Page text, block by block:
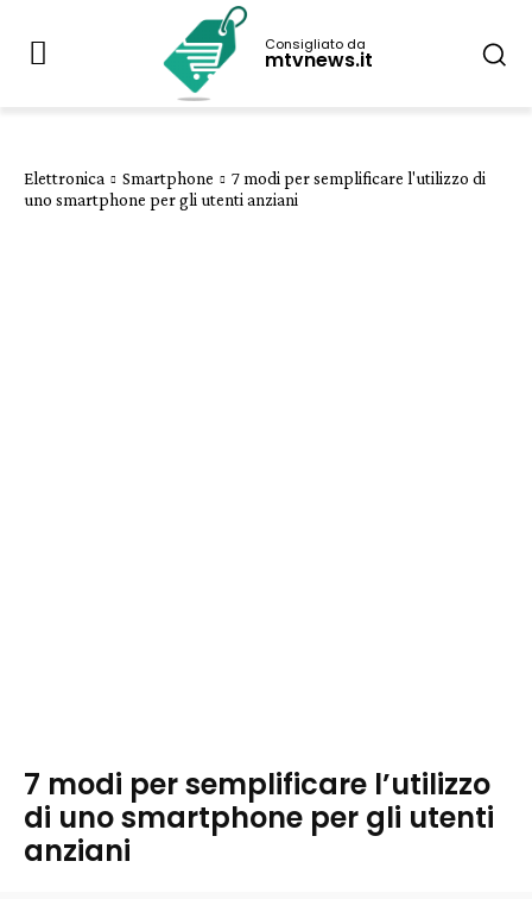
Consigliato da
mtvnews.it
Elettronica Smartphone
7 modi per semplificare l'utilizzo di
uno smartphone per gli utenti anziani
7 modi per semplificare l’utilizzo
di uno smartphone per gli utenti
anziani